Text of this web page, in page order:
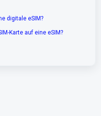
digitale eSIM?
Karte auf eine eSIM?